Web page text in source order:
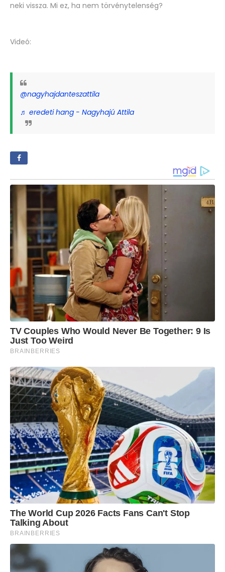
neki vissza. Mi ez, ha nem törvénytelenség?
Videó:
@nagyhajdanteszattila
♬ eredeti hang - Nagyhajú Attila